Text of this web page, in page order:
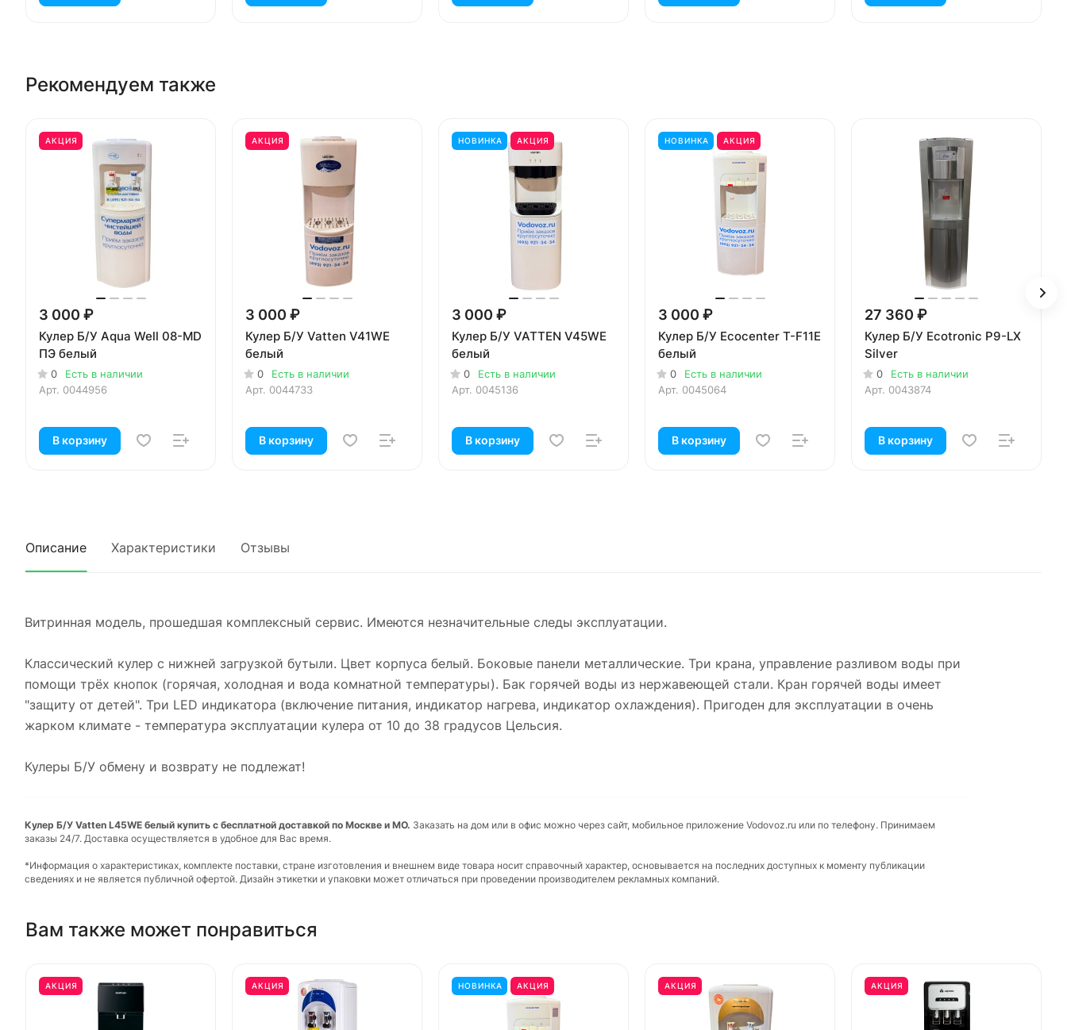
Рекомендуем также
АКЦИЯ
3 000 ₽
Кулер Б/У Aqua Well 08-MD
ПЭ белый
0
Есть в наличии
Арт. 0044956
В корзину
АКЦИЯ
3 000 ₽
Кулер Б/У Vatten V41WE
белый
0
Есть в наличии
Арт. 0044733
В корзину
НОВИНКА АКЦИЯ
3 000 ₽
Кулер Б/У VATTEN V45WE
белый
0
Есть в наличии
Арт. 0045136
В корзину
НОВИНКА АКЦИЯ
3 000 ₽
Кулер Б/У Ecocenter T-F11E
белый
0
Есть в наличии
Арт. 0045064
В корзину
27 360 ₽
Кулер Б/У Ecotronic P9-LX
Silver
0
Есть в наличии
Арт. 0043874
В корзину
Описание Характеристики Отзывы
Витринная модель, прошедшая комплексный сервис. Имеются незначительные следы эксплуатации.
Классический кулер с нижней загрузкой бутыли. Цвет корпуса белый. Боковые панели металлические. Три крана, управление разливом воды при
помощи трёх кнопок (горячая, холодная и вода комнатной температуры). Бак горячей воды из нержавеющей стали. Кран горячей воды имеет
"защиту от детей". Три LED индикатора (включение питания, индикатор нагрева, индикатор охлаждения). Пригоден для эксплуатации в очень
жарком климате - температура эксплуатации кулера от 10 до 38 градусов Цельсия.
Кулеры Б/У обмену и возврату не подлежат!
Кулер Б/У Vatten L45WE белый купить с бесплатной доставкой по Москве и МО. Заказать на дом или в офис можно через сайт, мобильное приложение Vodovoz.ru или по телефону. Принимаем
заказы 24/7. Доставка осуществляется в удобное для Вас время.
*Информация о характеристиках, комплекте поставки, стране изготовления и внешнем виде товара носит справочный характер, основывается на последних доступных к моменту публикации
сведениях и не является публичной офертой. Дизайн этикетки и упаковки может отличаться при проведении производителем рекламных компаний.
Вам также может понравиться
АКЦИЯ АКЦИЯ НОВИНКА АКЦИЯ АКЦИЯ АКЦИЯ